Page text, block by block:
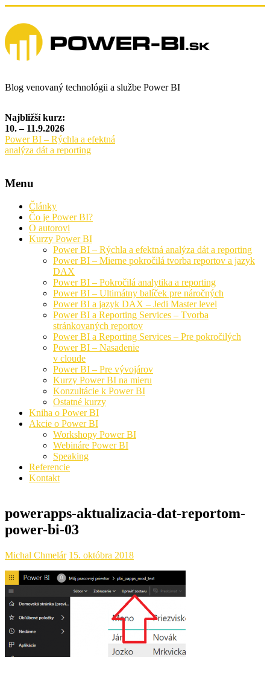
Blog venovaný technológii a službe Power BI
Najbližší kurz:
10. – 11.9.2026
Power BI – Rýchla a efektná
analýza dát a reporting
Menu
Články
Čo je Power BI?
O autorovi
Kurzy Power BI
Power BI – Rýchla a efektná analýza dát a reporting
Power BI – Mierne pokročilá tvorba reportov a jazyk
DAX
Power BI – Pokročilá analytika a reporting
Power BI – Ultimátny balíček pre náročných
Power BI a jazyk DAX – Jedi Master level
Power BI a Reporting Services – Tvorba
stránkovaných reportov
Power BI a Reporting Services – Pre pokročilých
Power BI – Nasadenie
v cloude
Power BI – Pre vývojárov
Kurzy Power BI na mieru
Konzultácie k Power BI
Ostatné kurzy
Kniha o Power BI
Akcie o Power BI
Workshopy Power BI
Webináre Power BI
Speaking
Referencie
Kontakt
powerapps-aktualizacia-dat-reportom-
power-bi-03
Michal Chmelár 15. októbra 2018